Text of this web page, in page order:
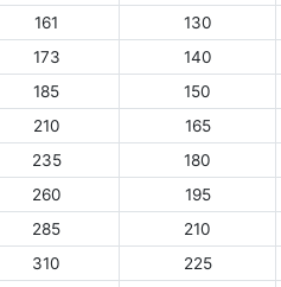
161 130
173 140
185 150
210 165
235 180
260 195
285 210
310 225